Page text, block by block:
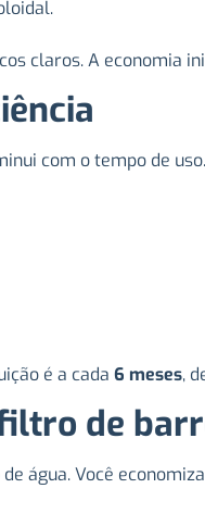
claros. A economia
com o tempo de
é a cada 6 meses,
de
água. Você